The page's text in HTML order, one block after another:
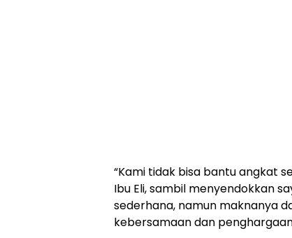
“Kami tidak bisa bantu angkat
Ibu Eli, sambil menyendokkan
sederhana, namun maknanya
kebersamaan dan